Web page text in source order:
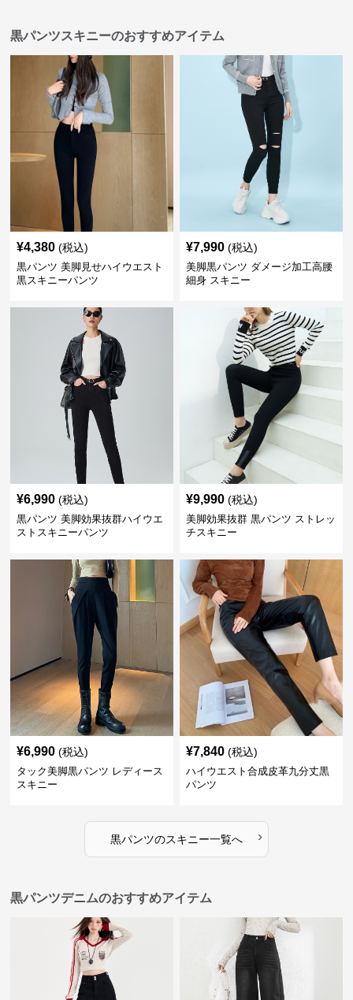
黒パンツスキニーのおすすめアイテム
¥4,380 (税込)
黒パンツ 美脚見せハイウエスト
黒スキニーパンツ
¥7,990 (税込)
美脚黒パンツ ダメージ加工高腰
細身 スキニー
¥6,990 (税込)
黒パンツ 美脚効果抜群ハイウエ
ストスキニーパンツ
¥9,990 (税込)
美脚効果抜群 黒パンツ ストレッ
チスキニー
¥6,990 (税込)
タック美脚黒パンツ レディース
スキニー
¥7,840 (税込)
ハイウエスト合成皮革九分丈黒
パンツ
黒パンツのスキニー一覧へ ›
黒パンツデニムのおすすめアイテム